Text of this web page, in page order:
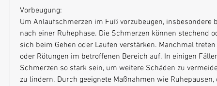
Vorbeugung:
Um Anlaufschmerzen im Fuß vorzubeugen, insbesondere
nach einer Ruhephase. Die Schmerzen können stechend
sich beim Gehen oder Laufen verstärken. Manchmal
oder Rötungen im betroffenen Bereich auf. In einigen
Schmerzen so stark sein, um weitere Schäden zu
zu lindern. Durch geeignete Maßnahmen wie